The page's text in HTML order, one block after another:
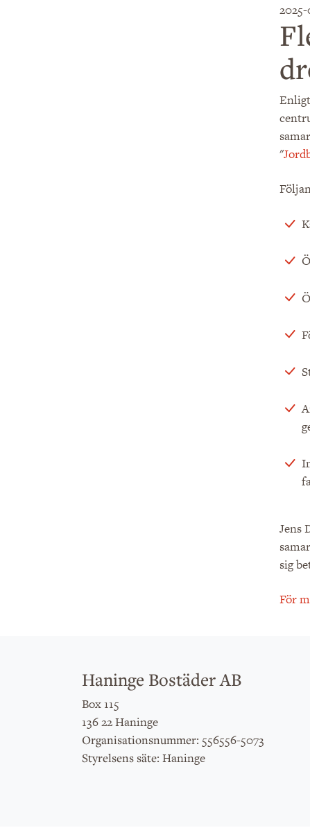
"
Jens
sig
För
Haninge Bostäder AB
Box 115
136 22 Haninge
Organisationsnummer: 556556-5073
Styrelsens säte: Haninge